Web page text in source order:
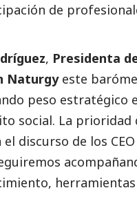
de
, Presidenta
Naturgyeste
peso estratégico
social. La prioridad
discurso de los
herramientas